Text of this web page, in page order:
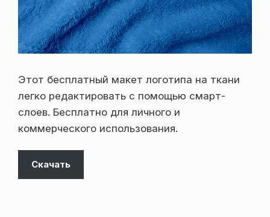
Этот бесплатный макет логотипа на ткани
легко редактировать с помощью смарт-
слоев. Бесплатно для личного и
коммерческого использования.
Скачать